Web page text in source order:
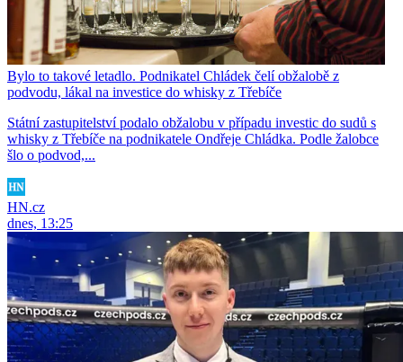
Bylo to takové letadlo. Podnikatel Chládek čelí obžalobě z
podvodu, lákal na investice do whisky z Třebíče
Státní zastupitelství podalo obžalobu v případu investic do sudů s
whisky z Třebíče na podnikatele Ondřeje Chládka. Podle žalobce
šlo o podvod,...
HN.cz
dnes, 13:25